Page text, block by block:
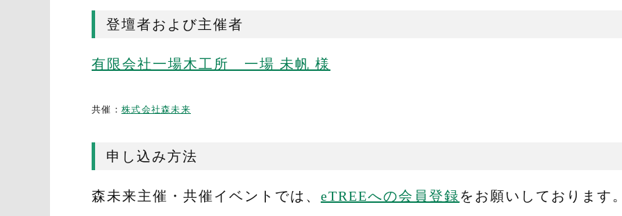
登壇者および主催者
有限会社一場木工所 一場 未帆 様
共催： 株式会社森未来
申し込み方法
森未来主催・共催イベントでは、 eTREEへの会員登録をお願いしております